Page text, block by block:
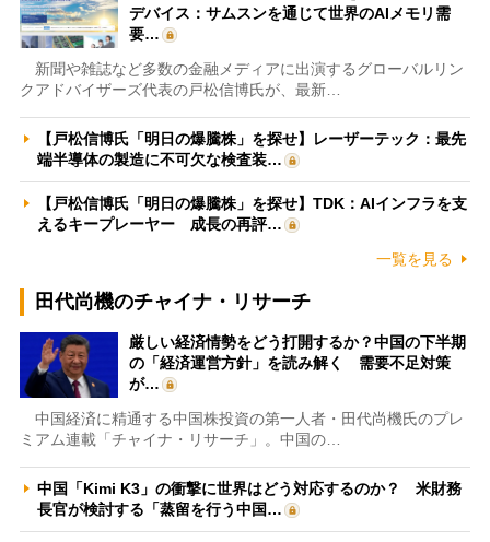
デバイス：サムスンを通じて世界のAIメモリ需
要…
新聞や雑誌など多数の金融メディアに出演するグローバルリン
クアドバイザーズ代表の戸松信博氏が、最新…
【戸松信博氏「明日の爆騰株」を探せ】レーザーテック：最先
端半導体の製造に不可欠な検査装…
【戸松信博氏「明日の爆騰株」を探せ】TDK：AIインフラを支
えるキープレーヤー 成長の再評…
一覧を見る
田代尚機のチャイナ・リサーチ
厳しい経済情勢をどう打開するか？中国の下半期
の「経済運営方針」を読み解く 需要不足対策
が…
中国経済に精通する中国株投資の第一人者・田代尚機氏のプレ
ミアム連載「チャイナ・リサーチ」。中国の…
中国「Kimi K3」の衝撃に世界はどう対応するのか？ 米財務
長官が検討する「蒸留を行う中国…